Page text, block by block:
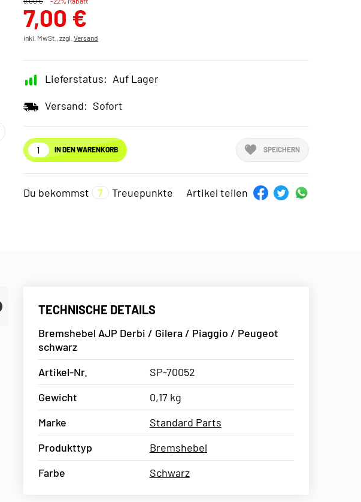
7,00 €
inkl. MwSt., zzgl. Versand
Lieferstatus: Auf Lager
Versand: Sofort
IN DEN WARENKORB SPEICHERN
Du bekommst 7 Treuepunkte Artikel teilen
TECHNISCHE DETAILS
Bremshebel AJP Derbi / Gilera / Piaggio / Peugeot
schwarz
Artikel-Nr.
SP-70052
Gewicht
0,17 kg
Marke
Standard Parts
Produkttyp
Bremshebel
Farbe
Schwarz